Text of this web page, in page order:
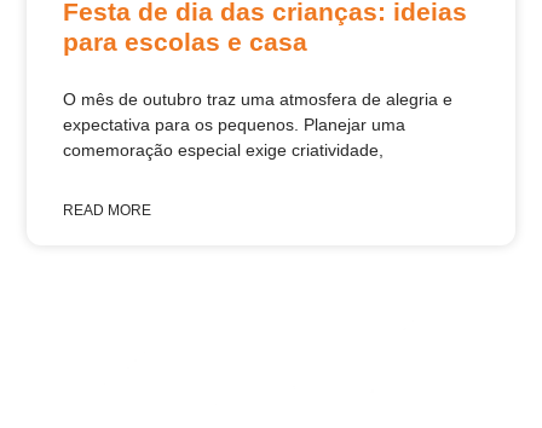
Festa de dia das crianças: ideias
para escolas e casa
O mês de outubro traz uma atmosfera de alegria e
expectativa para os pequenos. Planejar uma
comemoração especial exige criatividade,
READ MORE